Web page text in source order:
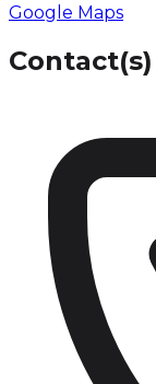
Google Maps